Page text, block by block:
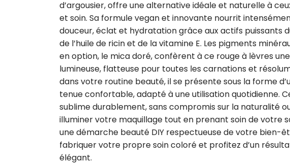
d’argousier, offre une alternative idéale et naturelle à
et soin. Sa formule vegan et innovante nourrit
douceur, éclat et hydratation grâce aux actifs puissants
de l’huile de ricin et de la vitamine E. Les pigments
en option, le mica doré, confèrent à ce rouge à lèvres
lumineuse, flatteuse pour toutes les carnations et
dans votre routine beauté, il se présente sous la forme
tenue confortable, adapté à une utilisation quotidienne.
sublime durablement, sans compromis sur la naturalité
illuminer votre maquillage tout en prenant soin de votre
une démarche beauté DIY respectueuse de votre bien-
fabriquer votre propre soin coloré et profitez d’un
élégant.